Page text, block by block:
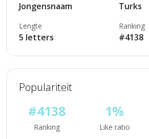
Jongensnaam Turks
Lengte
5 letters
Ranking
#4138
Populariteit
#4138
Ranking
1%
Like ratio